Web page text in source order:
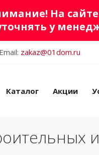
На
у
Email: zakaz@01dom.ru
Каталог Акции